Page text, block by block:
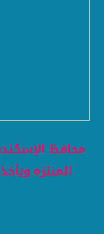
محافظ
المنتزه